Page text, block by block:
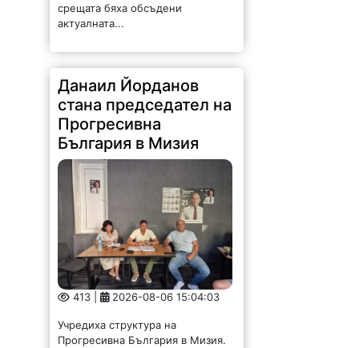
срещата бяха обсъдени
актуалната...
Данаил Йорданов
стана председател на
Прогресивна
България в Мизия
413 | 2026-08-06 15:04:03
Учредиха структура на
Прогресивна България в Мизия.